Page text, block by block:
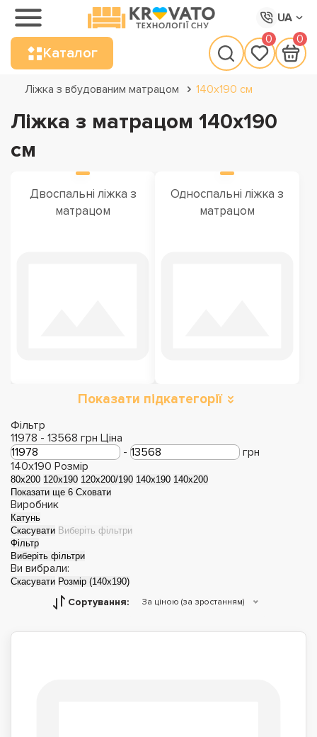
UA
Каталог
0 0
Ліжка з вбудованим матрацом 140x190 см
Ліжка з матрацом 140x190
см
Двоспальні ліжка з
матрацом
Односпальні ліжка з
матрацом
Полуторні ліжка з
Показати підкатегорії
Фільтр
11978 - 13568 грн Ціна
-
грн
140x190 Розмір
80x200 120x190 120x200/190 140x190 140x200
Показати ще 6 Сховати
Виробник
Катунь
Скасувати Виберіть фільтри
Фільтр
Виберіть фільтри
Ви вибрали:
Скасувати Розмір (140x190)
Сортування: За ціною (за зростанням)